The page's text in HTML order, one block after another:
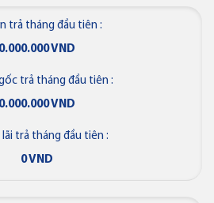
trả tháng đầu tiên :
0.000.000 VND
trả tháng đầu tiên :
0.000.000 VND
trả tháng đầu tiên :
0 VND
Thẻ tín dụng